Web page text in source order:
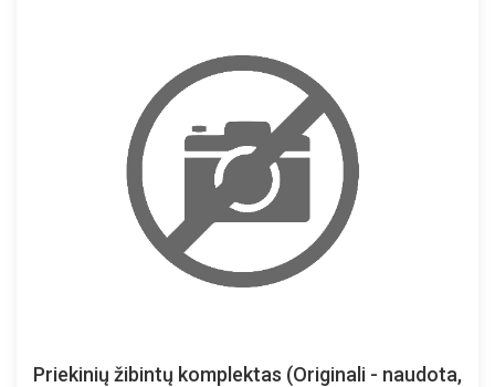
Priekinių žibintų komplektas (Originali - naudota,